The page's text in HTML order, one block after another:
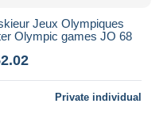
Jeux Olympiques
Olympic games JO 68
Private individual